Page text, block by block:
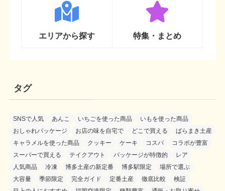
エリアから探す 特集・まとめ
タグ
SNSで人気 あんこ いちごを使った商品
いもを使った商品
おしゃれパッケージ
お店の味を自宅で どこで買える
ばらまき土産
キャラメルを使った商品
クッキー ケーキ コスパ
コラボが豊富
スーパーで買える
テイクアウト パッケージが特徴的
レア
人気商品
冷凍 博多土産の新定番 博多駅限定
場所で選ぶ
大容量
季節限定 完全ガイド 定番土産 徹底比較
検証